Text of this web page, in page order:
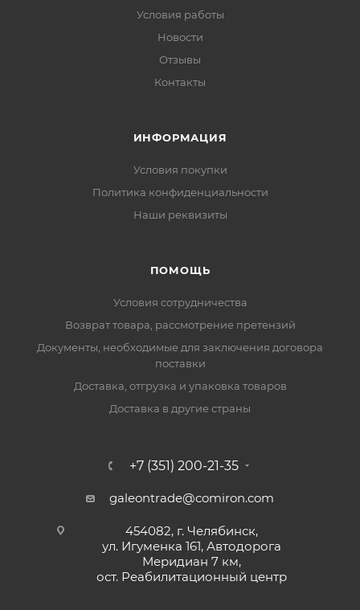
Условия работы
Новости
Отзывы
Контакты
ИНФОРМАЦИЯ
Условия покупки
Политика конфиденциальности
Наши реквизиты
ПОМОЩЬ
Условия сотрудничества
Возврат товара, рассмотрение претензий
Документы, необходимые для заключения договора
поставки
Доставка, отгрузка и упаковка товаров
Доставка в другие страны
+7 (351) 200-21-35
galeontrade@comiron.com
454082, г. Челябинск,
ул. Игуменка 161, Автодорога
Меридиан 7 км,
ост. Реабилитационный центр